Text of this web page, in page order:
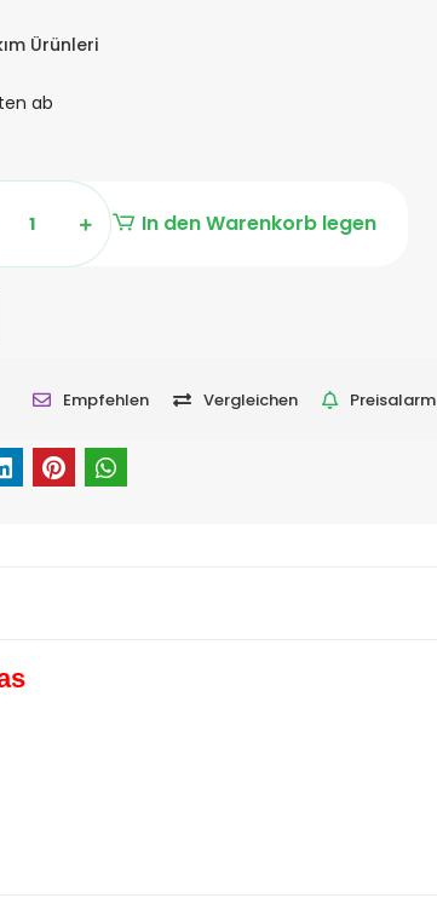
Ürünleri
ab
In den Warenkorb legen
Empfehlen Vergleichen Preisalarm